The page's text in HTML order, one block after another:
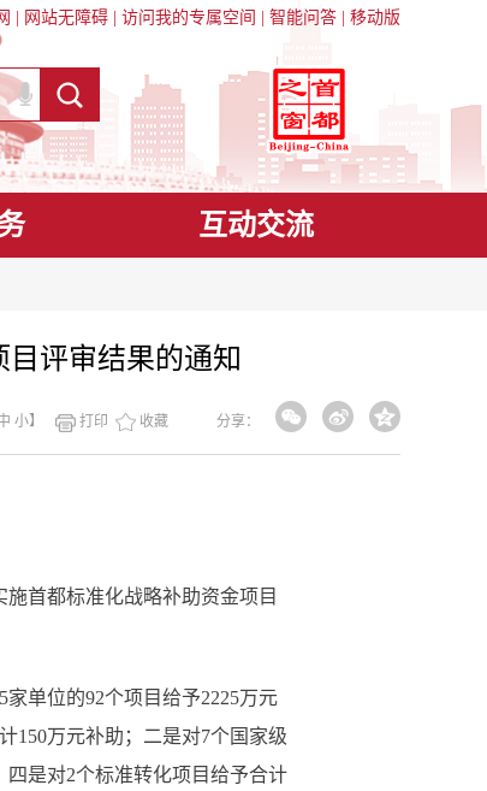
网站无障碍 访问我的专属空间 智能问答 移动版
互动交流
评审结果的通知
分享：
小】 打印 收藏
首都标准化战略补助资金项目
单位的92个项目给予2225万元
150万元补助；二是对7个国家级
是对2个标准转化项目给予合计